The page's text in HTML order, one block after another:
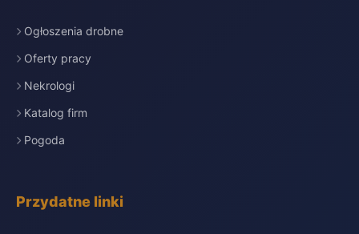
Ogłoszenia drobne
Oferty pracy
Nekrologi
Katalog firm
Pogoda
Przydatne linki